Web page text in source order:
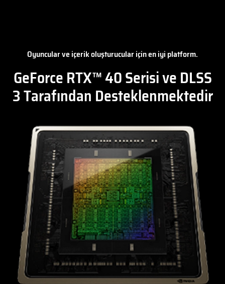
Oyuncular ve içerik oluşturucular için en iyi platform.
GeForce RTX™ 40 Serisi ve DLSS
3 Tarafından Desteklenmektedir